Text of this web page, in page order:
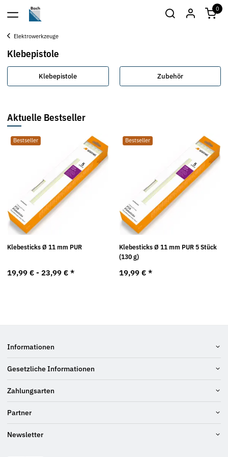
0
Elektrowerkzeuge
Klebepistole
Klebepistole Zubehör
Aktuelle Bestseller
Bestseller
Klebesticks Ø 11 mm PUR
19,99 € - 23,99 € *
Bestseller
Klebesticks Ø 11 mm PUR 5 Stück
(130 g)
19,99 € *
Informationen
Gesetzliche Informationen
Zahlungsarten
Partner
Newsletter